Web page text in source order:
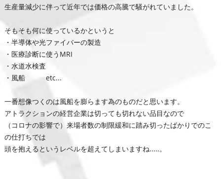
生産量減少に伴って近年では価格の高騰で騒がれていました。
そもそも何に使っているかというと
・半導体や光ファイバーの製造
・医療診断に使うMRI
・水道水検査
・風船 etc...
一番想像つくのは風船を膨らます為のものだと思います。
アトラクションの経営企業は切っても切れない品目なので
（コロナの影響で）来場者数の制限緩和に踏み切ったばかりでのこ
の仕打ちでは
頭を抱えるというレベルを超えてしまいますね.....。